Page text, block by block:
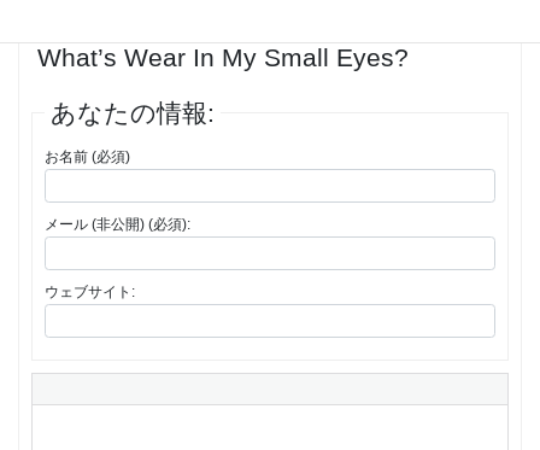
What’s Wear In My Small Eyes?
あなたの情報:
お名前 (必須)
メール (非公開) (必須):
ウェブサイト: